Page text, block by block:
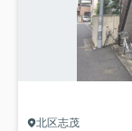
北区志茂